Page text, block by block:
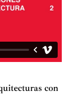
con